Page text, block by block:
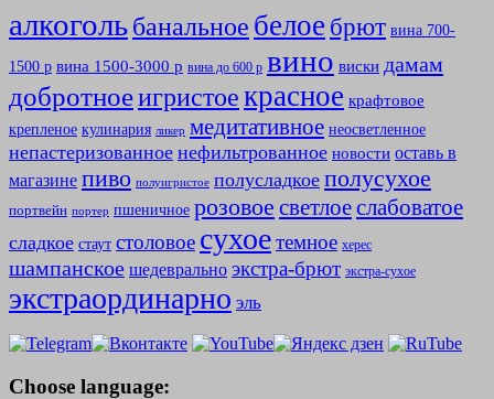
алкогольбанальное белое брют вина 700-
1500 р вина 1500-3000 р вина до 600 р вино виски дамам
добротноеигристоекрасное крафтовое
крепленое кулинария ликер медитативное неосветленное
непастеризованное нефильтрованное новости оставь в
магазине пиво полуигристое полусладкое полусухое
портвейн портер пшеничное розовое светлоеслабоватое
сладкое стаут столовое сухоетемное херес
шампанское шедеврально экстра-брют экстра-сухое
экстраординарно эль
Choose language: